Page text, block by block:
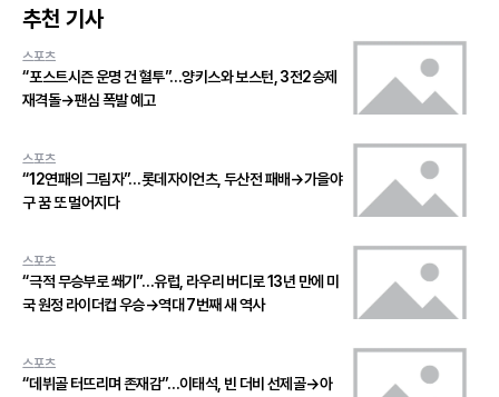
추천 기사
스포츠
“포스트시즌 운명 건 혈투”…양키스와 보스턴, 3전2승제
재격돌→팬심 폭발 예고
스포츠
“12연패의 그림자”…롯데자이언츠, 두산전 패배→가을야
구 꿈 또 멀어지다
스포츠
“극적 무승부로 쐐기”…유럽, 라우리 버디로 13년 만에 미
국 원정 라이더컵 우승→역대 7번째 새 역사
스포츠
“데뷔골 터뜨리며 존재감”…이태석, 빈 더비 선제골→아